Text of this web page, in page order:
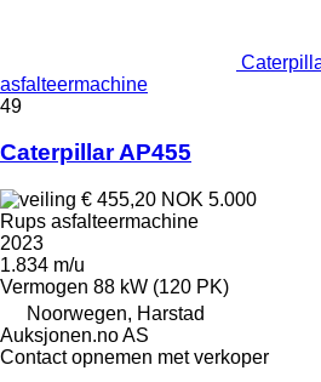
asfalteermachine
49
Caterpillar AP455
€ 455,20 NOK 5.000
Rups asfalteermachine
2023
1.834 m/u
Vermogen 88 kW (120 PK)
Noorwegen, Harstad
Auksjonen.no AS
Contact opnemen met verkoper